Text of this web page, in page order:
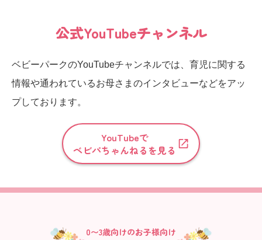
公式YouTubeチャンネル
ベビーパークのYouTubeチャンネルでは、育児に関する
情報や通われているお母さまのインタビューなどをアッ
プしております。
YouTubeで
ベビパちゃんねるを見る
0〜3歳向けのお子様向け